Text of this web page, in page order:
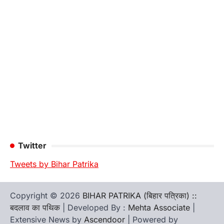
Twitter
Tweets by Bihar Patrika
Copyright © 2026 BIHAR PATRIKA (बिहार पत्रिका) ::
बदलाव का पथिक | Developed By : Mehta Associate
Extensive News by Ascendoor | Powered by